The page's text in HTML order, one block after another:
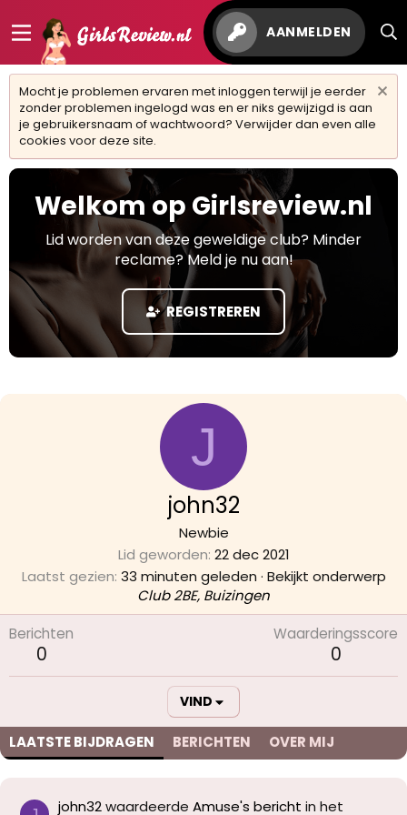
AANMELDEN
Mocht je problemen ervaren met inloggen terwijl je eerder
zonder problemen ingelogd was en er niks gewijzigd is aan
je gebruikersnaam of wachtwoord? Verwijder dan even alle
cookies voor deze site.
Welkom op Girlsreview.nl
Lid worden van deze geweldige club? Minder
reclame? Meld je nu aan!
REGISTREREN
J
john32
Newbie
Lid geworden 22 dec 2021
Laatst gezien 33 minuten geleden · Bekijkt onderwerp
Club 2BE, Buizingen
Berichten
0
Waarderingsscore
0
VIND
LAATSTE BIJDRAGEN BERICHTEN OVER MIJ
john32waardeerde Amuse's bericht in het